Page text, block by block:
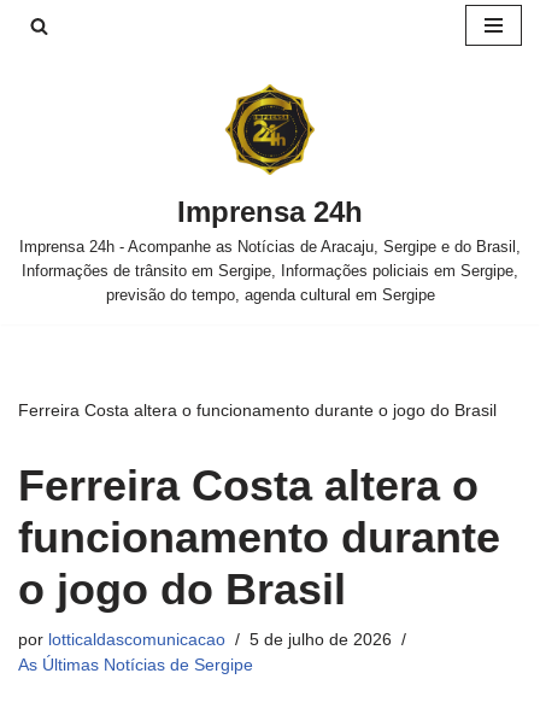
Imprensa 24h
Imprensa 24h - Acompanhe as Notícias de Aracaju, Sergipe e do Brasil,
Informações de trânsito em Sergipe, Informações policiais em Sergipe,
previsão do tempo, agenda cultural em Sergipe
Ferreira Costa altera o funcionamento durante o jogo do Brasil
Ferreira Costa altera o
funcionamento durante
o jogo do Brasil
por lotticaldascomunicacao
5 de julho de 2026
As Últimas Notícias de Sergipe